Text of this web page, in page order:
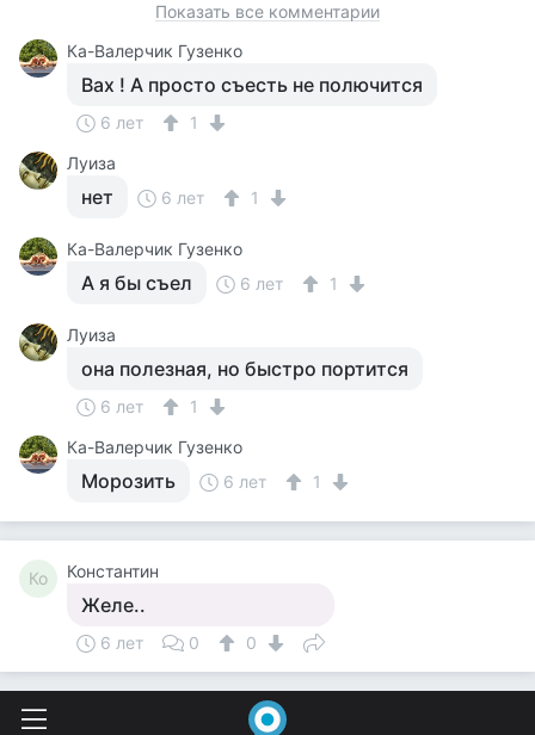
Показать все комментарии
Ка-Валерчик Гузенко
Вах ! А просто съесть не полючится
6 лет
1
Луиза
нет 6 лет 1
Ка-Валерчик Гузенко
А я бы съел 6 лет 1
Луиза
она полезная, но быстро портится
6 лет
1
Ка-Валерчик Гузенко
Морозить 6 лет 1
Ко Константин
Желе..
6 лет 0 0